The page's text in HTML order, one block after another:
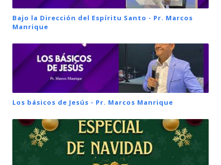
Bajo la Dirección del Espíritu Santo - Pr. Marcos
Manrique
Los básicos de Jesús - Pr. Marcos Manrique